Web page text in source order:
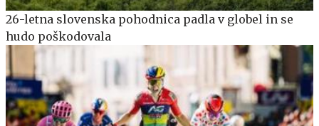
26-letna slovenska pohodnica padla v globel in se
hudo poškodovala